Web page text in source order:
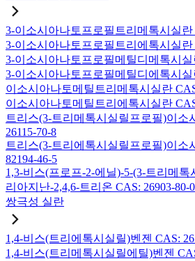
3-이소시아나토프로필트리메톡시실란
3-이소시아나토프로필트리에톡시실란
3-이소시아나토프로필메틸디메톡시실
3-이소시아나토프로필메틸디에톡시실
이소시아나토메틸트리메톡시실란
이소시아나토메틸트리에톡시실란
트리스(3-트리메톡시실릴프로필)이소
26115-70-8
트리스(3-트리에톡시실릴프로필)이소
82194-46-5
1,3-비스(프로프-2-에닐)-5-(3-트리메톡
리아지난-2,4,6-트리온 CAS: 26903-80-0
쌍극성 실란
1,4-비스(트리에톡시실릴)벤젠 CAS:
1,4-비스(트리메톡시실릴에틸)벤젠